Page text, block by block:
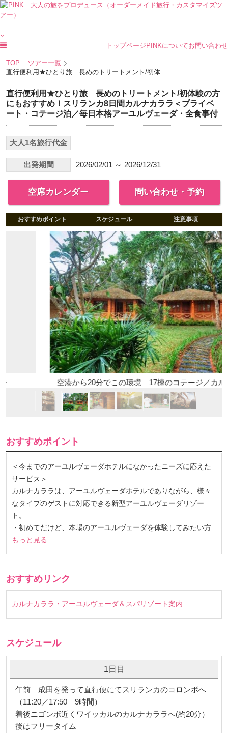
トップページ PINKについてお問い合わせ
TOP
ツアー一覧
直行便利用★ひとり旅 長めのトリートメント/初体...
直行便利用★ひとり旅 長めのトリートメント/初体験の方
にもおすすめ！スリランカ8日間カルナカララ＜プライベ
ート・コテージ泊／毎日本格アーユルヴェーダ・全食事付
大人1名旅行代金
出発期間 2026/02/01 ～ 2026/12/31
空席カレンダー 問い合わせ・予約
おすすめポイント スケジュール 注意事項
空港から20分でこの環境 17棟のコテージ／カルナカララ
おすすめポイント
＜今までのアーユルヴェーダホテルになかったニーズに応えた
サービス＞
カルナカララは、アーユルヴェーダホテルでありながら、様々
なタイプのゲストに対応できる新型アーユルヴェーダリゾー
ト。
・初めてだけど、本場のアーユルヴェーダを体験してみたい方
もっと見る
おすすめリンク
カルナカララ・アーユルヴェーダ＆スパリゾート案内
スケジュール
1日目
午前 成田を発って直行便にてスリランカのコロンボへ
（11:20／17:50 9時間）
着後ニゴンボ近くワイッカルのカルナカララへ(約20分）
後はフリータイム